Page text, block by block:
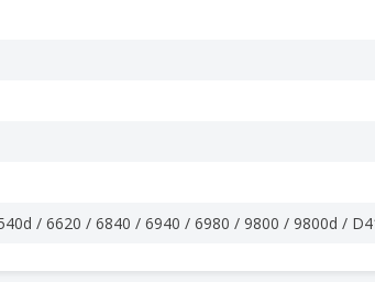
į spausdinamą turinį, popieriaus
/ 6620 / 6840 / 6940 / 6980 / 9800 / 9800d /